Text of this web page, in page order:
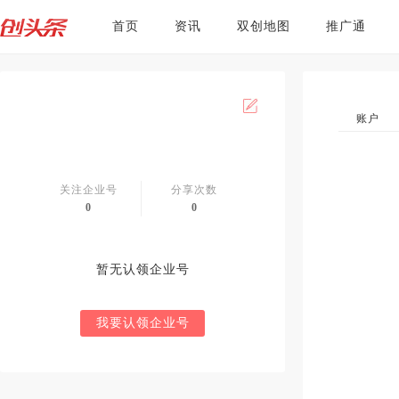
首页 资讯 双创地图 推广通
关注企业号
0
分享次数
0
暂无认领企业号
我要认领企业号
账户